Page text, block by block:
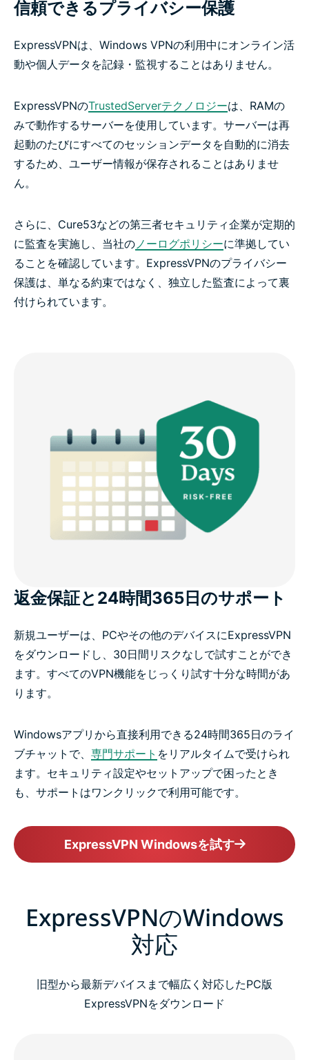
信頼できるプライバシー保護
ExpressVPNは、Windows VPNの利用中にオンライン活
動や個人データを記録・監視することはありません。
ExpressVPNのTrustedServerテクノロジーは、RAMの
みで動作するサーバーを使用しています。サーバーは再
起動のたびにすべてのセッションデータを自動的に消去
するため、ユーザー情報が保存されることはありませ
ん。
さらに、Cure53などの第三者セキュリティ企業が定期的
に監査を実施し、当社のノーログポリシーに準拠してい
ることを確認しています。ExpressVPNのプライバシー
保護は、単なる約束ではなく、独立した監査によって裏
付けられています。
返金保証と24時間365日のサポート
新規ユーザーは、PCやその他のデバイスにExpressVPN
をダウンロードし、30日間リスクなしで試すことができ
ます。すべてのVPN機能をじっくり試す十分な時間があ
ります。
Windowsアプリから直接利用できる24時間365日のライ
ブチャットで、 専門サポート をリアルタイムで受けられ
ます。セキュリティ設定やセットアップで困ったとき
も、サポートはワンクリックで利用可能です。
ExpressVPN Windowsを試す
ExpressVPNのWindows
対応
旧型から最新デバイスまで幅広く対応したPC版
ExpressVPNをダウンロード